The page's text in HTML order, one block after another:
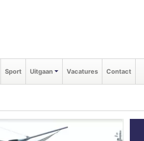
Sport Uitgaan Vacatures Contact